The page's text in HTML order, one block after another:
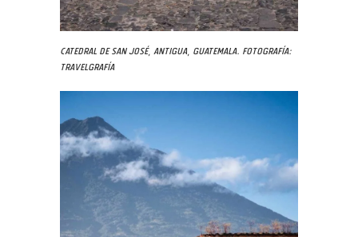
Catedral de San José, Antigua, Guatemala. Fotografía:
Travelgrafía